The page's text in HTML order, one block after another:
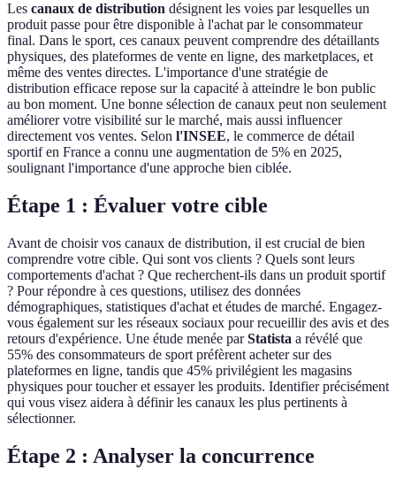
Les canaux de distribution désignent les voies par lesquelles un
produit passe pour être disponible à l'achat par le consommateur
final. Dans le sport, ces canaux peuvent comprendre des détaillants
physiques, des plateformes de vente en ligne, des marketplaces, et
même des ventes directes. L'importance d'une stratégie de
distribution efficace repose sur la capacité à atteindre le bon public
au bon moment. Une bonne sélection de canaux peut non seulement
améliorer votre visibilité sur le marché, mais aussi influencer
directement vos ventes. Selon l'INSEE, le commerce de détail
sportif en France a connu une augmentation de 5% en 2025,
soulignant l'importance d'une approche bien ciblée.
Étape 1 : Évaluer votre cible
Avant de choisir vos canaux de distribution, il est crucial de bien
comprendre votre cible. Qui sont vos clients ? Quels sont leurs
comportements d'achat ? Que recherchent-ils dans un produit sportif
? Pour répondre à ces questions, utilisez des données
démographiques, statistiques d'achat et études de marché. Engagez-
vous également sur les réseaux sociaux pour recueillir des avis et des
retours d'expérience. Une étude menée parStatista a révélé que
55% des consommateurs de sport préfèrent acheter sur des
plateformes en ligne, tandis que 45% privilégient les magasins
physiques pour toucher et essayer les produits. Identifier précisément
qui vous visez aidera à définir les canaux les plus pertinents à
sélectionner.
Étape 2 : Analyser la concurrence